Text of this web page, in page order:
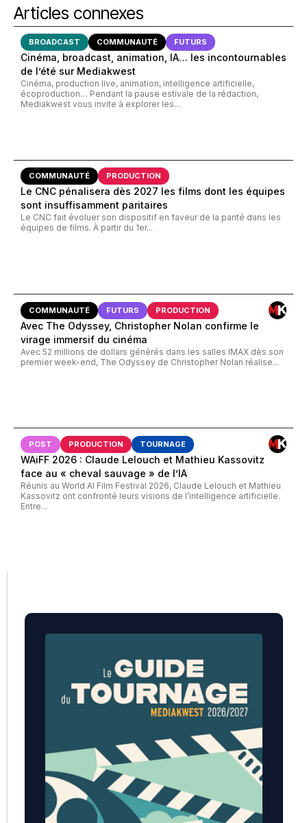
Articles connexes
BROADCAST COMMUNAUTÉ FUTURS
Cinéma, broadcast, animation, IA… les incontournables
de l’été sur Mediakwest
Cinéma, production live, animation, intelligence artificielle,
écoproduction… Pendant la pause estivale de la rédaction,
Mediakwest vous invite à explorer les...
COMMUNAUTÉ PRODUCTION
Le CNC pénalisera dès 2027 les films dont les équipes
sont insuffisamment paritaires
Le CNC fait évoluer son dispositif en faveur de la parité dans les
équipes de films. À partir du 1er...
COMMUNAUTÉ FUTURS PRODUCTION
Avec The Odyssey, Christopher Nolan confirme le
virage immersif du cinéma
Avec 52 millions de dollars générés dans les salles IMAX dès son
premier week-end, The Odyssey de Christopher Nolan réalise...
POST PRODUCTION TOURNAGE
WAiFF 2026 : Claude Lelouch et Mathieu Kassovitz
face au « cheval sauvage » de l’IA
Réunis au World AI Film Festival 2026, Claude Lelouch et Mathieu
Kassovitz ont confronté leurs visions de l’intelligence artificielle.
Entre...